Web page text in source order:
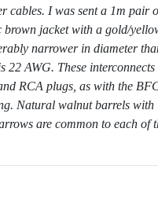
cables. I was sent a 1m pair
brown jacket with a gold/
narrower in diameter
AWG. These interconnects
RCA plugs, as with the
Natural walnut barrels with
are common to each of